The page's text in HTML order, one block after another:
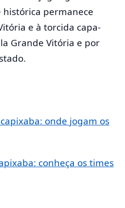
permanece
e à torcida capa-
Grande Vitória e por
onde jogam os
conheça os times